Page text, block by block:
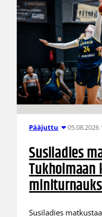
Pääjuttu 05.08.2026
Susiladies
Tukholmaan
Susiladies